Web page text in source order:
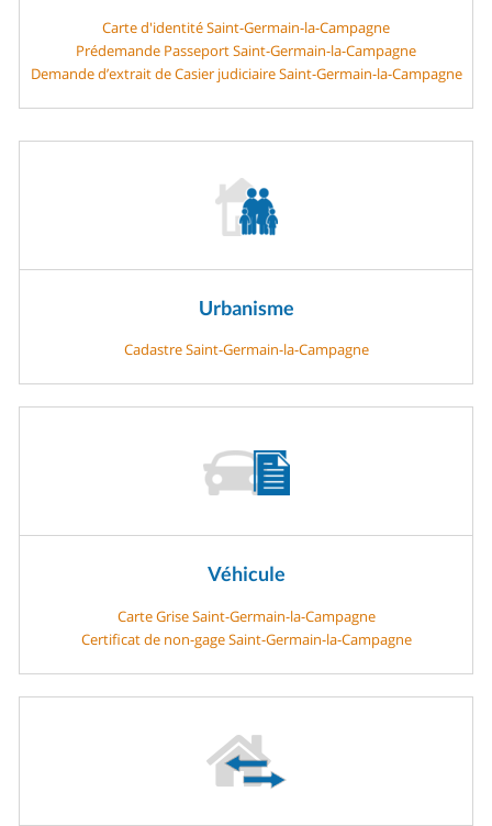
Carte d'identité Saint-Germain-la-Campagne
Prédemande Passeport Saint-Germain-la-Campagne
Demande d’extrait de Casier judiciaire Saint-Germain-la-Campagne
Urbanisme
Cadastre Saint-Germain-la-Campagne
Véhicule
Carte Grise Saint-Germain-la-Campagne
Certificat de non-gage Saint-Germain-la-Campagne